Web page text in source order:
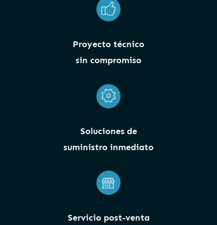
Proyecto técnico
sin compromiso
Soluciones de
suministro inmediato
Servicio post-venta